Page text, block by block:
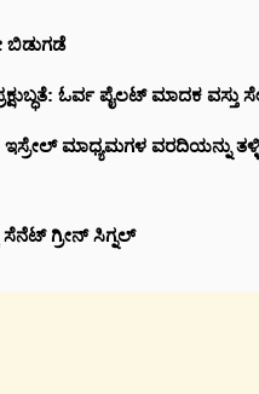
ಬಿಡುಗಡೆ
ಓರ್ವ ಪೈಲಟ್ ಮಾದಕ ವಸ್ತು
ಮಾಧ್ಯಮಗಳ ವರದಿಯನ್ನು
ಸೆನೆಟ್ ಗ್ರೀನ್ ಸಿಗ್ನಲ್